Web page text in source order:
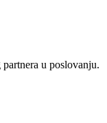
u poslovanju.